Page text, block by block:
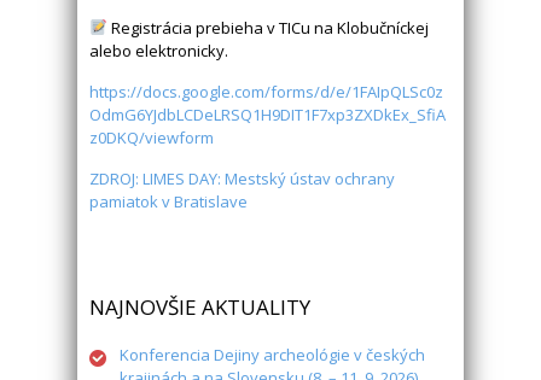
Registrácia prebieha v TICu na Klobučníckej
alebo elektronicky.
https://docs.google.com/forms/d/e/1FAIpQLSc0z
OdmG6YJdbLCDeLRSQ1H9DIT1F7xp3ZXDkEx_SfiA
z0DKQ/viewform
ZDROJ: LIMES DAY: Mestský ústav ochrany
pamiatok v Bratislave
NAJNOVŠIE AKTUALITY
Konferencia Dejiny archeológie v českých